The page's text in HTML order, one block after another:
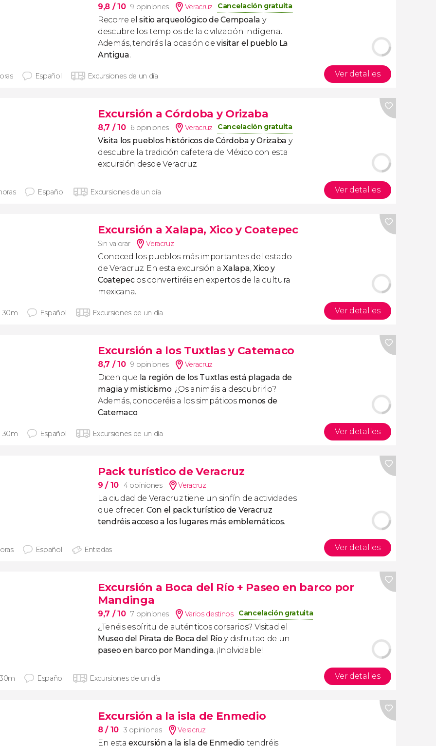
9,8 / 10 9 opiniones Veracruz Cancelación gratuita
Recorre elsitio arqueológico de Cempoala y
descubre los templos de la civilización indígena.
Además, tendrás la ocasión devisitar el pueblo La
Antigua.
Español Excursiones de un día Ver detalles
Excursión a Córdoba y Orizaba
8,7 / 10 6 opiniones Veracruz Cancelación gratuita
Visita los pueblos históricos de Córdoba y Orizaba y
descubre la tradición cafetera de México con esta
excursión desde Veracruz.
Español Excursiones de un día Ver detalles
Excursión a Xalapa, Xico y Coatepec
Sin valorar Veracruz
Conoced los pueblos más importantes del estado
de Veracruz. En esta excursión aXalapa, Xico y
Coatepecos convertiréis en expertos de la cultura
mexicana.
30m Español Excursiones de un día Ver detalles
Excursión a los Tuxtlas y Catemaco
8,7 / 10 9 opiniones Veracruz
Dicen que la región de los Tuxtlas está plagada de
magia y misticismo. ¿Os animáis a descubrirlo?
Además, conoceréis a los simpáticos monos de
Catemaco.
30m Español Excursiones de un día Ver detalles
Pack turístico de Veracruz
9/ 10 4 opiniones Veracruz
La ciudad de Veracruz tiene un sinfín de actividades
que ofrecer. Con el pack turístico de Veracruz
tendréis acceso a los lugares más emblemáticos.
Español Entradas Ver detalles
Excursión a Boca del Río + Paseo en barco por
Mandinga
9,7 / 10 7 opiniones Varios destinos Cancelación gratuita
¿Tenéis espíritu de auténticos corsarios? Visitad el
Museo del Pirata de Boca del Ríoy disfrutad de un
paseo en barco por Mandinga. ¡Inolvidable!
Español Excursiones de un día Ver detalles
Excursión a la isla de Enmedio
8/ 10 3 opiniones Veracruz
En estaexcursión a la isla de Enmediotendréis